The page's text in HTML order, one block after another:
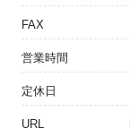
FAX
営業時間
定休日
URL